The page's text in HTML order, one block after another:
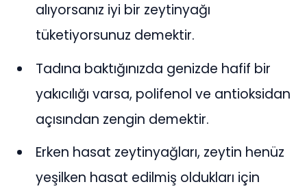
alıyorsanız iyi bir zeytinyağı
tüketiyorsunuz demektir.
Tadına baktığınızda genizde hafif bir
yakıcılığı varsa, polifenol ve antioksidan
açısından zengin demektir.
Erken hasat zeytinyağları, zeytin henüz
yeşilken hasat edilmiş oldukları için